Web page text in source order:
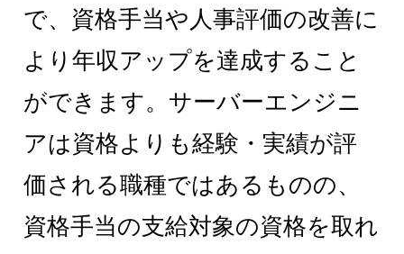
で、資格手当や人事評価の改善に
より年収アップを達成すること
ができます。サーバーエンジニ
アは資格よりも経験・実績が評
価される職種ではあるものの、
資格手当の支給対象の資格を取れ